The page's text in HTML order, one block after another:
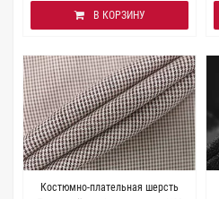
В КОРЗИНУ
Костюмно-плательная шерсть